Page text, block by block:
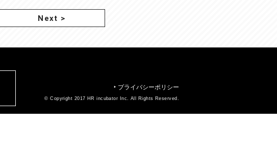
Next >
▶︎ プライバシーポリシー
© Copyright 2017 HR incubator Inc. All Rights Reserved.